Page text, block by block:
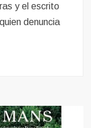
y el escrito
denuncia